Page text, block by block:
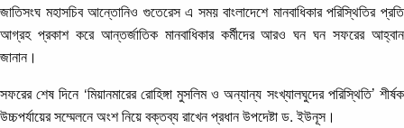
জাতিসংঘ মহাসচিব আন্তোনিও গুতেরেস এ সময় বাংলাদেশে মানবাধিকার পরিস্থিতির প্রতি
আগ্রহ প্রকাশ করে আন্তর্জাতিক মানবাধিকার কর্মীদের আরও ঘন ঘন সফরের আহ্বান
জানান।
সফরের শেষ দিনে ‘মিয়ানমারের রোহিঙ্গা মুসলিম ও অন্যান্য সংখ্যালঘুদের পরিস্থিতি’ শীর্ষক
উচ্চপর্যায়ের সম্মেলনে অংশ নিয়ে বক্তব্য রাখেন প্রধান উপদেষ্টা ড. ইউনূস।